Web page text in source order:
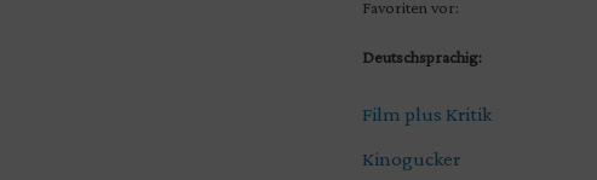
Favoriten vor:
Deutschsprachig:
Film plus Kritik
Kinogucker